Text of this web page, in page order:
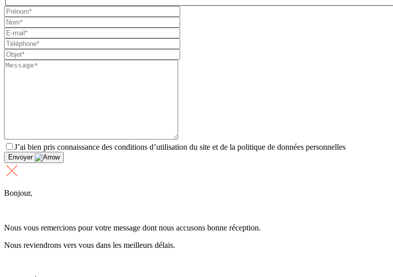
J’ai bien pris connaissance des conditions d’utilisation du site et de la politique de données personnelles
Envoyer
Bonjour,
Nous vous remercions pour votre message dont nous accusons bonne réception.
Nous reviendrons vers vous dans les meilleurs délais.